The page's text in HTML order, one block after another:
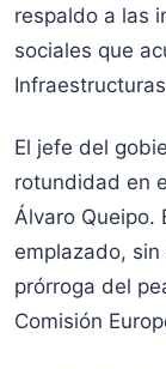
respaldo a las
sociales que
El jefe del
rotundidad en
Álvaro Queipo.
emplazado,
prórroga del
Comisión